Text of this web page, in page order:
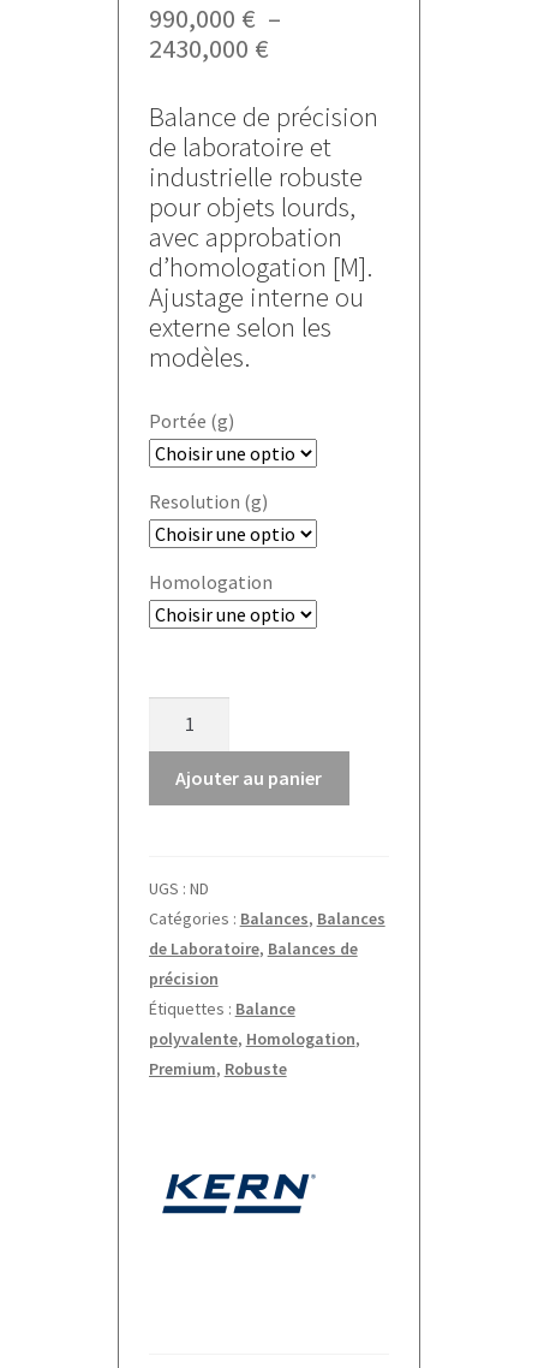
990,000 € –
2430,000 €Plage
prix :
990,000 €
à
2430,000 €
Balance de précision
de laboratoire et
industrielle robuste
pour objets lourds,
avec approbation
d’homologation [M].
Ajustage interne ou
externe selon les
modèles.
Portée (g)
Resolution (g)
Homologation
Balance
de
Kern
Ajouter au panier
UGS : ND
Catégories : Balances, Balances
de Laboratoire, Balances de
précision
Étiquettes : Balance
polyvalente, Homologation,
Premium, Robuste